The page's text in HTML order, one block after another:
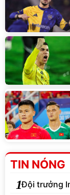
TIN NÓNG
1Đội trưởng